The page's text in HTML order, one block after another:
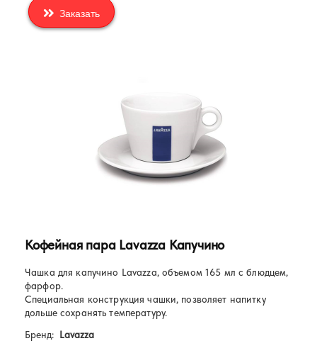
Заказать
Кофейная пара Lavazza Капучино
Чашка для капучино Lavazza, объемом 165 мл с блюдцем,
фарфор.
Специальная конструкция чашки, позволяет напитку
дольше сохранять температуру.
Бренд: Lavazza